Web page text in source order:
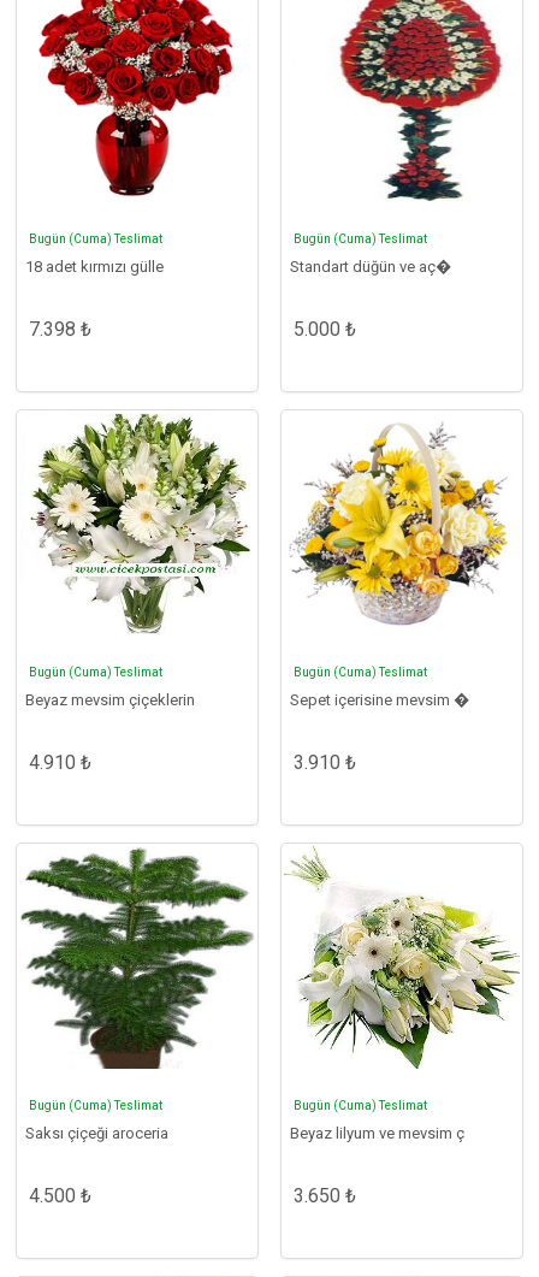
Bugün (Cuma) Teslimat
18 adet kırmızı gülle
7.398 ₺
Bugün (Cuma) Teslimat
Standart düğün ve aç�
5.000 ₺
Bugün (Cuma) Teslimat
Beyaz mevsim çiçeklerin
4.910 ₺
Bugün (Cuma) Teslimat
Sepet içerisine mevsim �
3.910 ₺
Bugün (Cuma) Teslimat
Saksı çiçeği aroceria
4.500 ₺
Bugün (Cuma) Teslimat
Beyaz lilyum ve mevsim ç
3.650 ₺